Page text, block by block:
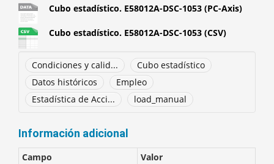
Cubo estadístico. E58012A-DSC-1053 (PC-Axis)
Cubo estadístico. E58012A-DSC-1053 (CSV)
Condiciones y calid...
Cubo estadístico
Datos históricos
Empleo
Estadística de Acci...
load_manual
Información adicional
Campo
Valor